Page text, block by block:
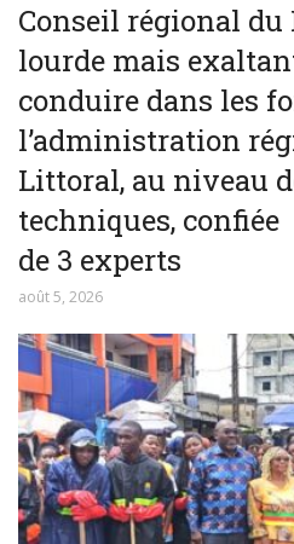
Conseil régional
lourde mais
conduire dans les
l’administration
Littoral, au niveau
techniques,
de 3 experts
août 5, 2026